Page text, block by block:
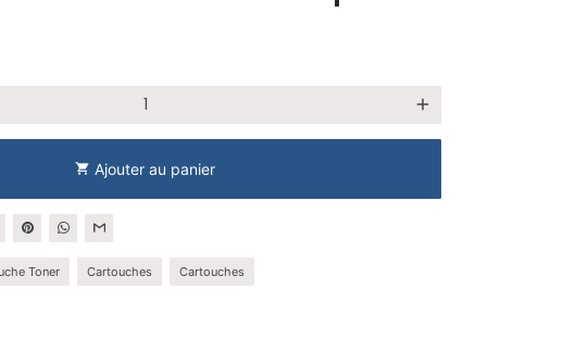
add
shopping_cart Ajouter au panier
Toner Cartouches Cartouches